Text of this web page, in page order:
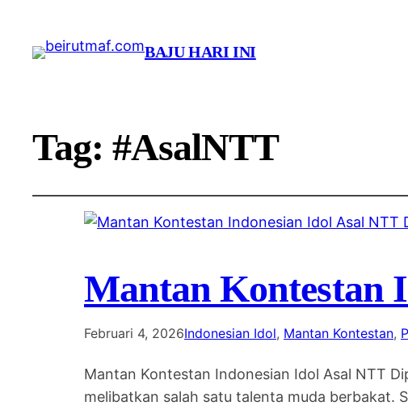
BAJU HARI INI
Tag:#AsalNTT
Mantan Kontestan
Februari 4, 2026Indonesian Idol, Mantan Kontestan,
Mantan Kontestan Indonesian Idol Asal NTT
melibatkan salah satu talenta muda berbakat.